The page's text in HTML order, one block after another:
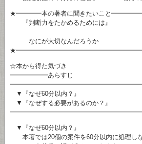
★━━━━本の著者に聞きたいこと
『判断力をたかめるためには』
なにが大切なんだろうか
☆本から得た気づき
━━━━━━あらすじ
▼『なぜ60分以内？』
▼『なぜする必要があるのか？』
▼『なぜ60分以内？』
本著では20個の案件を60分以内に処理し